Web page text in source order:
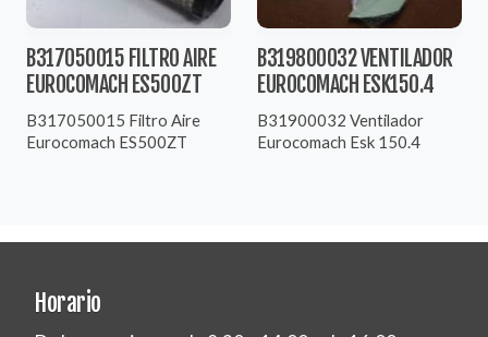
B317050015 FILTRO AIRE
EUROCOMACH ES500ZT
B317050015 Filtro Aire
Eurocomach ES500ZT
B319800032 VENTILADOR
EUROCOMACH ESK150.4
B31900032 Ventilador
Eurocomach Esk 150.4
Horario